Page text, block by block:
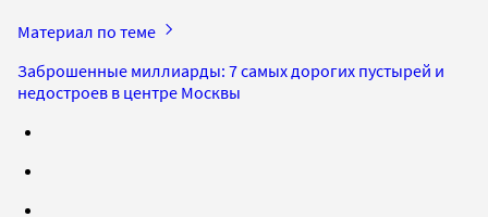
Материал по теме
Заброшенные миллиарды: 7 самых дорогих пустырей и
недостроев в центре Москвы